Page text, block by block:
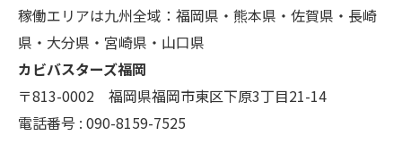
稼働エリアは九州全域：福岡県・熊本県・佐賀県・長崎
県・大分県・宮崎県・山口県
カビバスターズ福岡
〒813-0002 福岡県福岡市東区下原3丁目21-14
電話番号 : 090-8159-7525